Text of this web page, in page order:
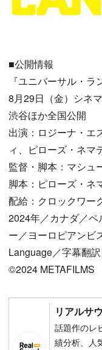
■公開情報
『ユニバーサル・ラ
8月29日（金）シネ
渋谷ほか全国公開
出演：ロジーナ・エ
ィ、ピローズ・ネマ
監督・脚本：マシュ
脚本：ピローズ・ネ
配給：クロックワー
2024年／カナダ／
ー／ヨーロピアンビ
Language／字幕翻
©2024 METAFILMS
リアルサ
話題作のレ
績分析、人